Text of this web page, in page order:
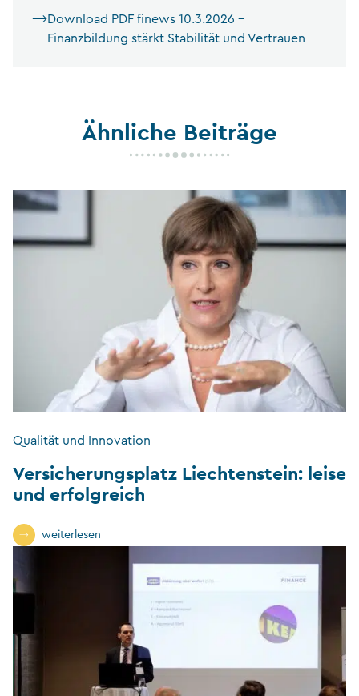
Download PDF finews 10.3.2026 –
Finanzbildung stärkt Stabilität und Vertrauen
Ähnliche Beiträge
Qualität und Innovation
Versicherungsplatz Liechtenstein: leise
und erfolgreich
weiterlesen